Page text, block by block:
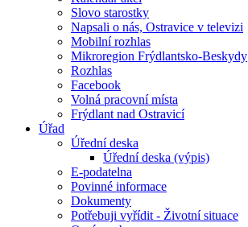
Slovo starostky
Napsali o nás, Ostravice v televizi
Mobilní rozhlas
Mikroregion Frýdlantsko-Beskydy
Rozhlas
Facebook
Volná pracovní místa
Frýdlant nad Ostravicí
Úřad
Úřední deska
Úřední deska (výpis)
E-podatelna
Povinné informace
Dokumenty
Potřebuji vyřídit - Životní situace